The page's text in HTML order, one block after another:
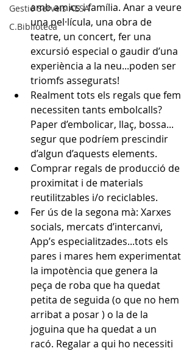
Gestió Serveis AESA
C.Biblioteca
amb amics i família. Anar a veure
una pel·lícula, una obra de
teatre, un concert, fer una
excursió especial o gaudir d’una
experiència a la neu...poden ser
triomfs assegurats!
Realment tots els regals que fem
necessiten tants embolcalls?
Paper d’embolicar, llaç, bossa...
segur que podríem prescindir
d’algun d’aquests elements.
Comprar regals de producció de
proximitat i de materials
reutilitzables i/o reciclables.
Fer ús de la segona mà: Xarxes
socials, mercats d’intercanvi,
App’s especialitzades...tots els
pares i mares hem experimentat
la impotència que genera la
peça de roba que ha quedat
petita de seguida (o que no hem
arribat a posar ) o la de la
joguina que ha quedat a un
racó. Regalar a qui ho necessiti